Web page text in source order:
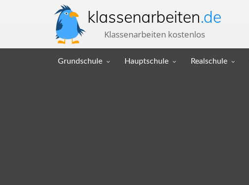
klassenarbeiten.de
Klassenarbeiten kostenlos
Grundschule Hauptschule Realschule